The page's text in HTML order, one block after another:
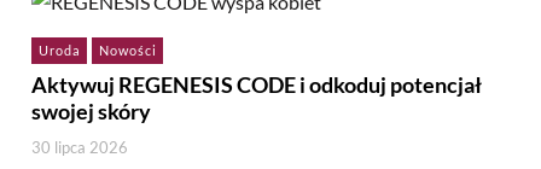
Uroda Nowości
Aktywuj REGENESIS CODE i odkoduj potencjał
swojej skóry
30 lipca 2026